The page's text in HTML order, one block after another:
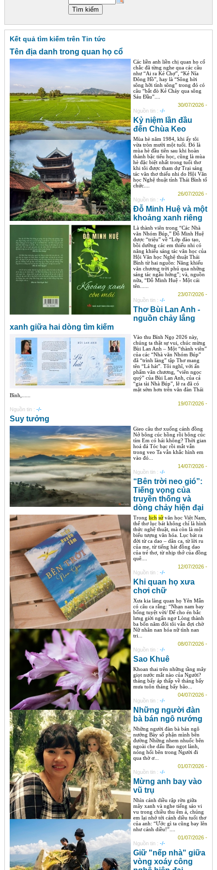
Liên hệ
Tìm kiếm
Kết quả tìm kiếm trên Tin tức
Tên địa danh trong quan họ cổ
Các liền anh liền chị quan họ cổ
chắc đã từng nghe qua các câu
như “Ai ra Kẻ Chợ”, “Kẻ Nía
Đông Hồ”, hay là “Sông hời
sông hỡi tình sông” trong đó có
câu “bắt đò Kẻ Cháy qua sông
Sáu Đầu”....
30/07/2026 -
Nguồn tin : -/-
Kỷ niệm lần đầu
đến Chùa Keo
Mùa hè năm 1984, khi ấy tôi
vừa tròn mười một tuổi. Đó là
mùa hè đầu tiên sau khi hoàn
thành bậc tiểu học, cũng là mùa
hè đặc biệt nhất trong tuổi thơ
khi tôi được tham dự Trại sáng
tác văn thơ thiếu nhi do Hội Văn
học Nghệ thuật tỉnh Thái Bình tổ
chức....
26/07/2026 -
Nguồn tin : -/-
Đỗ Minh Huệ và một
khoảng xanh riêng
Là thành viên trong “Các Nhà
văn Nhóm Búp,” Đỗ Minh Huệ
được “triệu” về “Lớp đào tạo,
bồi dưỡng các em thiếu nhi có
năng khiếu sáng tác văn học của
Hội Văn học Nghệ thuật Thái
Bình từ hai nguồn: Năng khiếu
văn chương trời phú qua những
sáng tác ngẫu hứng”; và, nguồn
nữa, “Đỗ Minh Huệ - Một cái
tên......
23/07/2026 -
Nguồn tin : -/-
Thơ Bùi Lan Anh -
nguồn chảy lắng
xanh giữa hai dòng tìm kiếm
Vào thu Bính Ngọ 2026 này,
chúng ta thật sự vui, chúc mừng
Bùi Lan Anh – Một “thành viên”
của các “Nhà văn Nhóm Búp”
đã “trình làng” tập Thơ mang
tên “Lá hát”. Tôi nghĩ, với ấn
phẩm văn chương, “viên ngọc
quý” của Bùi Lan Anh, của cả
“gia tài Nhà Búp”, lẽ ra đã có
mặt sớm hơn trên văn đàn Thái
Bình,......
19/07/2026 -
Nguồn tin : -/-
Suy tưởng
Gieo câu thơ xuống cánh đồng
Nở bông cúc hồng rồi bông cúc
tím Em có hái không? Thời gian
hoá đá Tóc bạc rồi mắt vẫn
trong veo Ta vẫn khắc hình em
vào đó...
14/07/2026 -
Nguồn tin : -/-
“Bên trời neo gió”:
Tiếng vọng của
truyền thống và
dòng chảy hiện đại
Trong lịch sửvăn học Việt Nam,
thể thơ lục bát không chỉ là hình
thức nghệ thuật, mà còn là một
biểu tượng văn hóa. Lục bát ra
đời từ ca dao – dân ca, từ lời ru
của mẹ, từ tiếng hát đồng dao
của trẻ thơ, từ nhịp thở của đồng
quê....
12/07/2026 -
Nguồn tin : -/-
Khi quan họ xưa
chơi chữ
Xưa kia làng quan họ Yên Mẫn
có câu ca rằng: “Nhạn nam bay
bổng tuyệt vời/ Để cho én bắc
lưng giời ngẩn ngơ Lòng thành
ba bốn năm đôi tôi vẫn đợi chờ
Nữ nhân nan hóa nữ tình nan
tri...
08/07/2026 -
Nguồn tin : -/-
Sao Khuê
Khoan thai trên những tầng mây
giọt nước mắt nào của Người?
tháng bẩy áp thấp về tháng bẩy
mưa tuôn tháng bẩy bão...
04/07/2026 -
Nguồn tin : -/-
Những người đàn
bà bán ngô nướng
Những người đàn bà bán ngô
nướng Bày số phận mình bên
đường Những nhem nhuốc bên
ngoài che dấu Bao ngọt lành,
nóng hổi bên trong Người đi
qua thờ ơ...
01/07/2026 -
Nguồn tin : -/-
Mừng anh bay vào
vũ trụ
Nhìn cánh diều rập rờn giữa
mây xanh và nghe tiếng sáo vi
vu trong chiều thu êm ả, chúng
em lại nhớ tới cánh diều tuổi thơ
của anh: “Ước gì ta cũng bay lên
như cánh diều!”....
01/07/2026 -
Nguồn tin : -/-
Giữ "nếp nhà" giữa
vòng xoáy công